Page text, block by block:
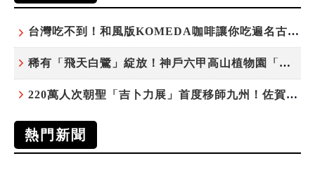
台灣吃不到！和風版KOMEDA咖啡讓你吃遍名古屋在地美食
稀有「飛天白鷺」綻放！神戶六甲高山植物園「鷺草」珍貴現身
220萬人次朝聖「吉卜力展」首度移師九州！佐賀站早鳥平日套票8/10搶先開賣
熱門新聞